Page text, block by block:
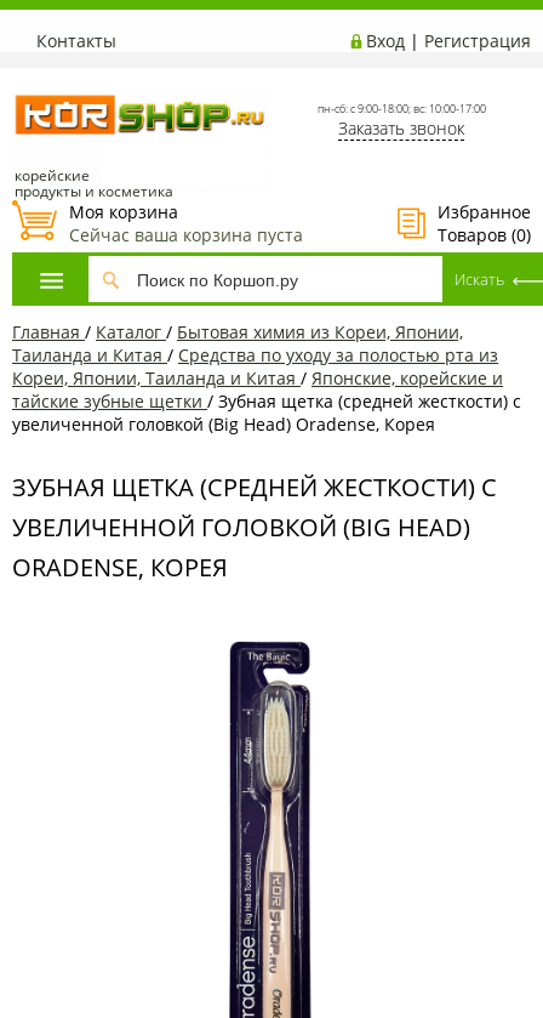
Контакты Вход | Регистрация
корейские
продукты и косметика
пн-сб: с 9:00-18:00; вс: 10:00-17:00
Заказать звонок
Избранное
Товаров (0)
Моя корзина
Сейчас ваша корзина пуста
Главная / Каталог / Бытовая химия из Кореи, Японии,
Таиланда и Китая / Средства по уходу за полостью рта из
Кореи, Японии, Таиланда и Китая / Японские, корейские и
тайские зубные щетки / Зубная щетка (средней жесткости) с
увеличенной головкой (Big Head) Oradense, Корея
ЗУБНАЯ ЩЕТКА (СРЕДНЕЙ ЖЕСТКОСТИ) С
УВЕЛИЧЕННОЙ ГОЛОВКОЙ (BIG HEAD)
ORADENSE, КОРЕЯ